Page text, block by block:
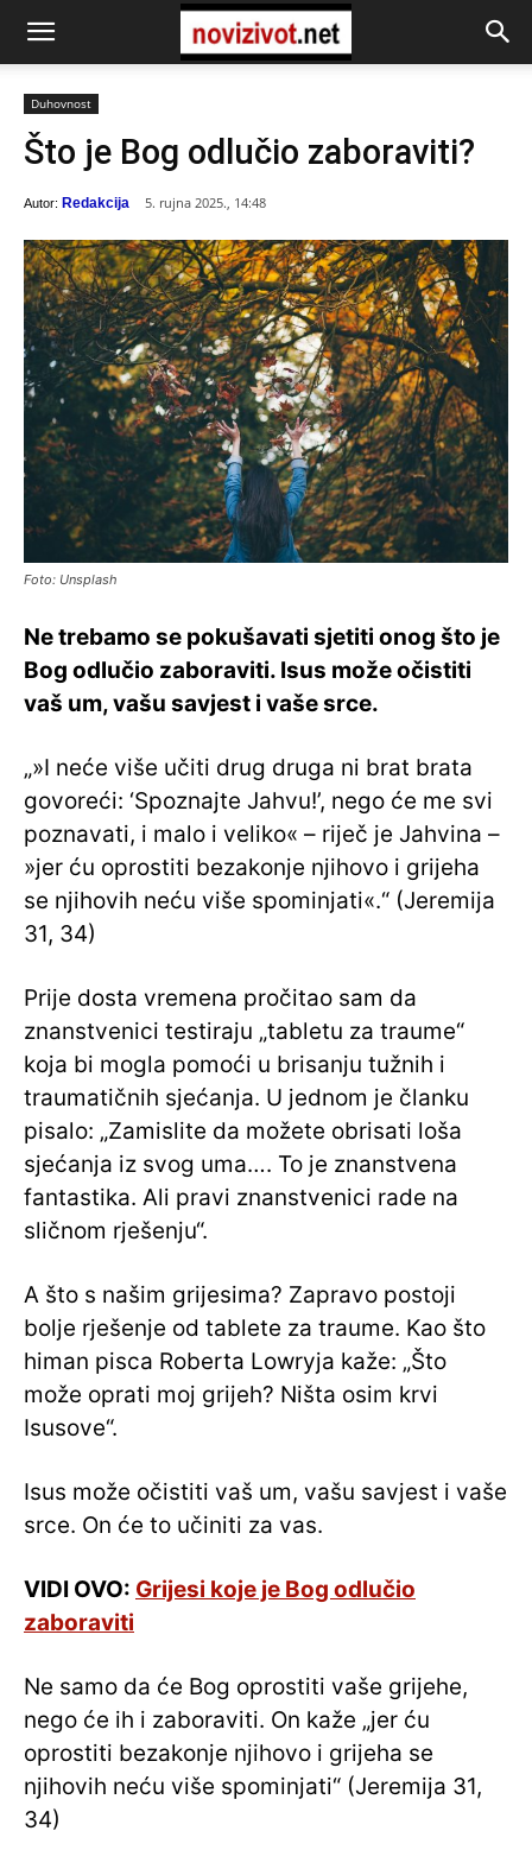
Duhovnost
Što je Bog odlučio zaboraviti?
Autor: Redakcija 5. rujna 2025., 14:48
Foto: Unsplash
Ne trebamo se pokušavati sjetiti onog što je
Bog odlučio zaboraviti. Isus može očistiti
vaš um, vašu savjest i vaše srce.
„»I neće više učiti drug druga ni brat brata
govoreći: ‘Spoznajte Jahvu!’, nego će me svi
poznavati, i malo i veliko« – riječ je Jahvina –
»jer ću oprostiti bezakonje njihovo i grijeha
se njihovih neću više spominjati«.“ (Jeremija
31, 34)
Prije dosta vremena pročitao sam da
znanstvenici testiraju „tabletu za traume“
koja bi mogla pomoći u brisanju tužnih i
traumatičnih sjećanja. U jednom je članku
pisalo: „Zamislite da možete obrisati loša
sjećanja iz svog uma…. To je znanstvena
fantastika. Ali pravi znanstvenici rade na
sličnom rješenju“.
A što s našim grijesima? Zapravo postoji
bolje rješenje od tablete za traume. Kao što
himan pisca Roberta Lowryja kaže: „Što
može oprati moj grijeh? Ništa osim krvi
Isusove“.
Isus može očistiti vaš um, vašu savjest i vaše
srce. On će to učiniti za vas.
VIDI OVO: Grijesi koje je Bog odlučio
zaboraviti
Ne samo da će Bog oprostiti vaše grijehe,
nego će ih i zaboraviti. On kaže „jer ću
oprostiti bezakonje njihovo i grijeha se
njihovih neću više spominjati“ (Jeremija 31,
34)